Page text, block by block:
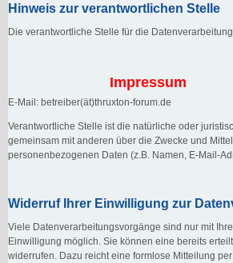
Hinweis zur verantwortlichen Stelle
Die verantwortliche Stelle für die
Impressum
E-Mail: betreiber(ät)thruxton-forum.de
Verantwortliche Stelle ist die natürliche oder
gemeinsam mit anderen über die Zwecke und
personenbezogenen Daten (z.B. Namen, E-Mail-
Widerruf Ihrer Einwilligung zur
Viele Datenverarbeitungsvorgänge sind nur mit
Einwilligung möglich. Sie können eine bereits
widerrufen. Dazu reicht eine formlose Mitteilung